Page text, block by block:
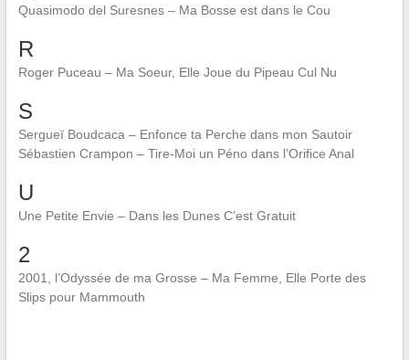
Quasimodo del Suresnes – Ma Bosse est dans le Cou
R
Roger Puceau – Ma Soeur, Elle Joue du Pipeau Cul Nu
S
Sergueï Boudcaca – Enfonce ta Perche dans mon Sautoir
Sébastien Crampon – Tire-Moi un Péno dans l’Orifice Anal
U
Une Petite Envie – Dans les Dunes C’est Gratuit
2
2001, l’Odyssée de ma Grosse – Ma Femme, Elle Porte des
Slips pour Mammouth